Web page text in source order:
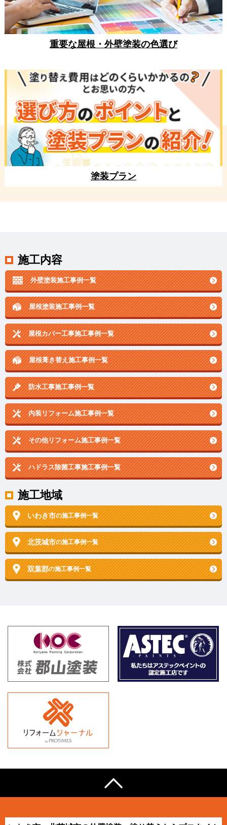
重要な屋根・外壁塗装の色選び
塗装プラン
施工内容
外壁塗装施工事例一覧
屋根塗装施工事例一覧
屋根カバー工事施工事例一覧
屋根葺き替え施工事例一覧
防水工事施工事例一覧
内装リフォーム施工事例一覧
その他リフォーム施工事例一覧
ハドラス除菌工事施工事例一覧
施工地域
いわき市の施工事例一覧
北茨城市の施工事例一覧
双葉郡の施工事例一覧